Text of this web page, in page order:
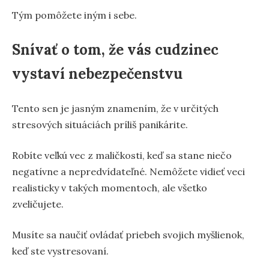
Tým pomôžete iným i sebe.
Snívať o tom, že vás cudzinec
vystaví nebezpečenstvu
Tento sen je jasným znamením, že v určitých
stresových situáciách príliš panikárite.
Robíte veľkú vec z maličkosti, keď sa stane niečo
negatívne a nepredvídateľné. Nemôžete vidieť veci
realisticky v takých momentoch, ale všetko
zveličujete.
Musíte sa naučiť ovládať priebeh svojich myšlienok,
keď ste vystresovaní.